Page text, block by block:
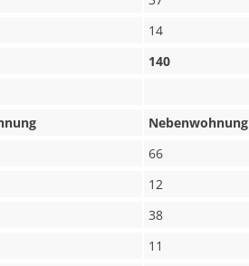
14
140
Nebenwohnung
66
12
38
11